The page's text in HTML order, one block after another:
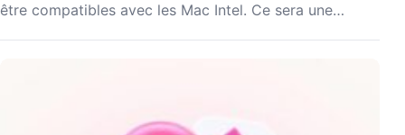
être compatibles avec les Mac Intel. Ce sera une…